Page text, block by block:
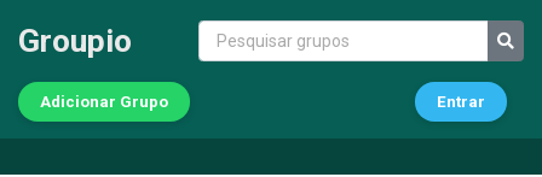
Groupio
Adicionar Grupo Entrar